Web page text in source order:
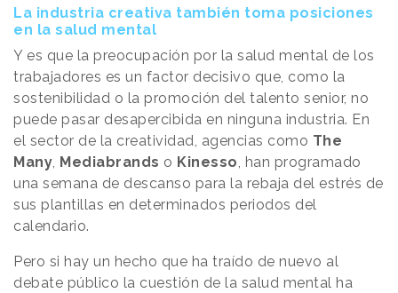
La industria creativa también toma posiciones
en la salud mental
Y es que la preocupación por la salud mental de los
trabajadores es un factor decisivo que, como la
sostenibilidad o la promoción del talento senior, no
puede pasar desapercibida en ninguna industria. En
el sector de la creatividad, agencias como The
Many, Mediabrands o Kinesso, han programado
una semana de descanso para la rebaja del estrés de
sus plantillas en determinados periodos del
calendario.
Pero si hay un hecho que ha traído de nuevo al
debate público la cuestión de la salud mental ha